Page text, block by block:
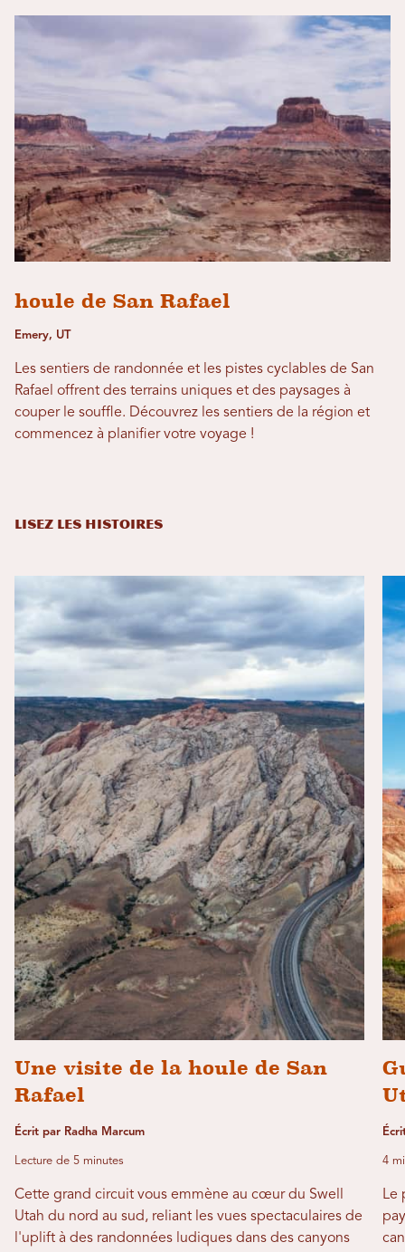
houle de San Rafael
Emery, UT
Les sentiers de randonnée et les pistes cyclables de San
Rafael offrent des terrains uniques et des paysages à
couper le souffle. Découvrez les sentiers de la région et
commencez à planifier votre voyage !
LISEZ LES HISTOIRES
Une visite de la houle de San
Rafael
Écrit par Radha Marcum
Lecture de 5 minutes
Cette grand circuit vous emmène au cœur du Swell
Utah du nord au sud, reliant les vues spectaculaires de
l'uplift à des randonnées ludiques dans des canyons
4
Le